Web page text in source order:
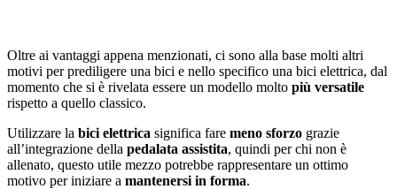
Oltre ai vantaggi appena menzionati, ci sono alla base molti altri
motivi per prediligere una bici e nello specifico una bici elettrica, dal
momento che si è rivelata essere un modello molto più versatile
rispetto a quello classico.
Utilizzare la bici elettrica significa fare meno sforzo grazie
all’integrazione della pedalata assistita, quindi per chi non è
allenato, questo utile mezzo potrebbe rappresentare un ottimo
motivo per iniziare a mantenersi in forma.